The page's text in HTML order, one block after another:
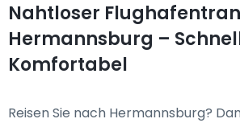
Nahtloser
Hermannsburg –
Komfortabel
Reisen Sie nach Hermannsburg?